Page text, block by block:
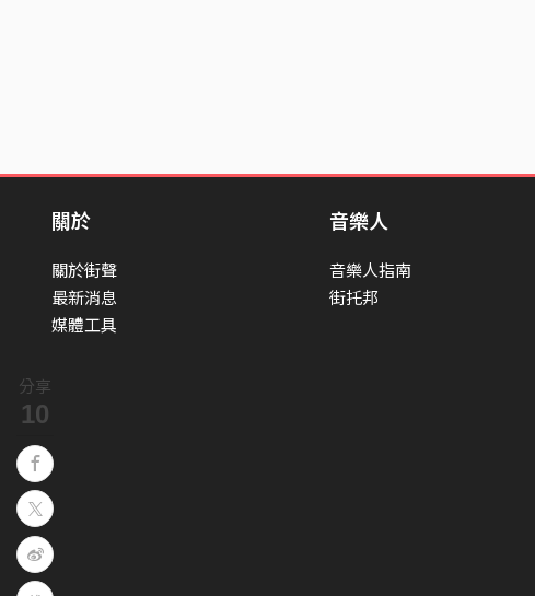
分享
10
關於
關於街聲
最新消息
媒體工具
音樂人
音樂人指南
街托邦